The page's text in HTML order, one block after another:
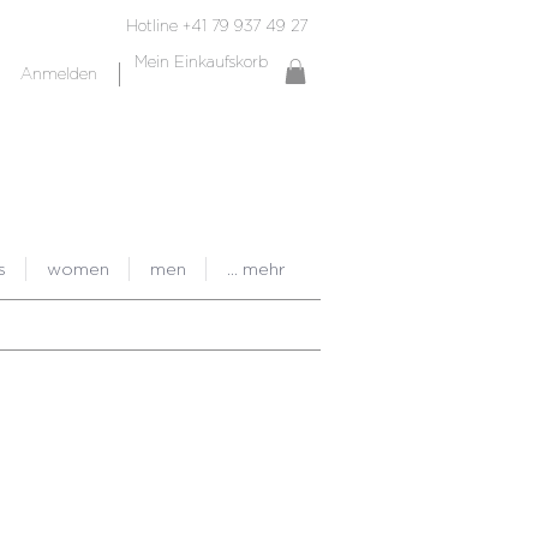
Hotline +41 79 937 49 27
Mein Einkaufskorb
Anmelden
women men ... mehr